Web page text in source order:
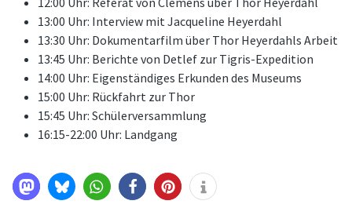
13:00 Uhr: Interview mit Jacqueline Heyerdahl
13:30 Uhr: Dokumentarfilm über Thor Heyerdahls Arbeit
13:45 Uhr: Berichte von Detlef zur Tigris-Expedition
14:00 Uhr: Eigenständiges Erkunden des Museums
15:00 Uhr: Rückfahrt zur Thor
15:45 Uhr: Schülerversammlung
16:15-22:00 Uhr: Landgang